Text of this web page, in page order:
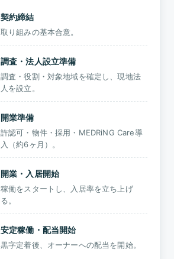
契約締結
取り組みの基本合意。
調査・法人設立準備
調査・役割・対象地域を確定し、現地法
人を設立。
開業準備
許認可・物件・採用・MEDRiNG Care導
入（約6ヶ月）。
開業・入居開始
稼働をスタートし、入居率を立ち上げ
る。
安定稼働・配当開始
黒字定着後、オーナーへの配当を開始。